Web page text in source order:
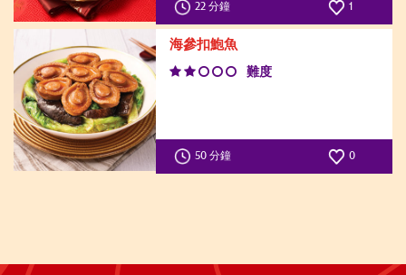
22 分鐘 1
海參扣鮑魚
難度
50 分鐘 0